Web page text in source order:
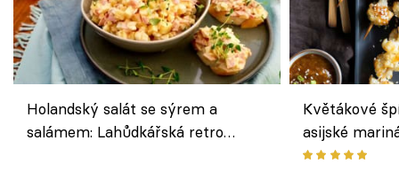
Holandský salát se sýrem a
salámem: Lahůdkářská retro
Květákové
asijské
chuťovka z